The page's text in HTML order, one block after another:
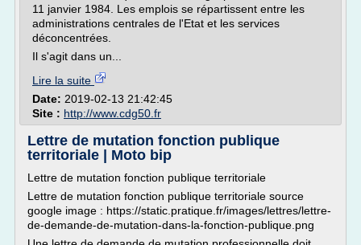
11 janvier 1984. Les emplois se répartissent entre les
administrations centrales de l'Etat et les services
déconcentrées.
Il s'agit dans un...
Lire la suite
Date: 2019-02-13 21:42:45
Site : http://www.cdg50.fr
Lettre de mutation fonction publique
territoriale | Moto bip
Lettre de mutation fonction publique territoriale
Lettre de mutation fonction publique territoriale source
google image : https://static.pratique.fr/images/lettres/lettre-
de-demande-de-mutation-dans-la-fonction-publique.png